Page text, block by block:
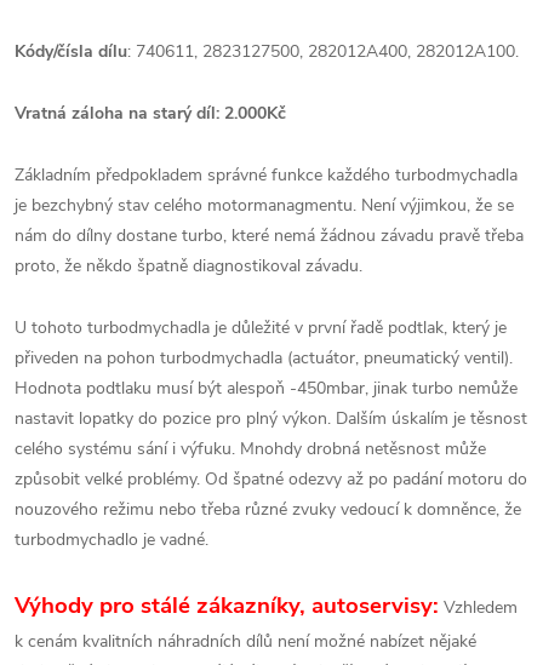
Kódy/čísla dílu: 740611, 2823127500, 282012A400, 282012A100.
Vratná záloha na starý díl: 2.000Kč
Základním předpokladem správné funkce každého turbodmychadla
je bezchybný stav celého motormanagmentu. Není výjimkou, že se
nám do dílny dostane turbo, které nemá žádnou závadu pravě třeba
proto, že někdo špatně diagnostikoval závadu.
U tohoto turbodmychadla je důležité v první řadě podtlak, který je
přiveden na pohon turbodmychadla (actuátor, pneumatický ventil).
Hodnota podtlaku musí být alespoň -450mbar, jinak turbo nemůže
nastavit lopatky do pozice pro plný výkon. Dalším úskalím je těsnost
celého systému sání i výfuku. Mnohdy drobná netěsnost může
způsobit velké problémy. Od špatné odezvy až po padání motoru do
nouzového režimu nebo třeba různé zvuky vedoucí k domněnce, že
turbodmychadlo je vadné.
Výhody pro stálé zákazníky, autoservisy: Vzhledem
k cenám kvalitních náhradních dílů není možné nabízet nějaké